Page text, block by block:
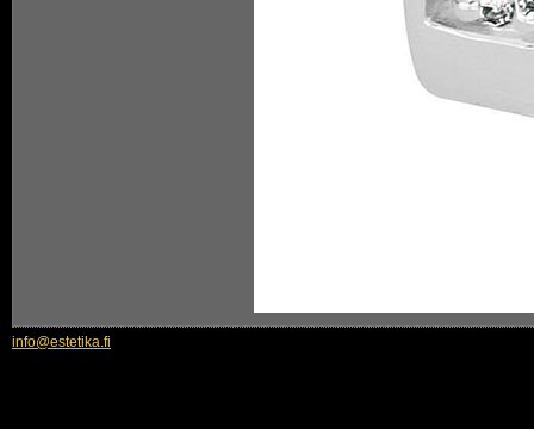
info@estetika.fi